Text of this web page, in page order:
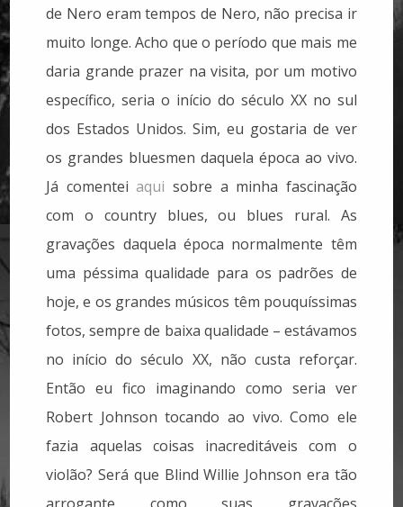
de Nero eram tempos de Nero, não precisa ir
muito longe. Acho que o período que mais me
daria grande prazer na visita, por um motivo
específico, seria o início do século XX no sul
dos Estados Unidos. Sim, eu gostaria de ver
os grandes bluesmen daquela época ao vivo.
Já comenteiaqui sobre a minha fascinação
com o country blues, ou blues rural. As
gravações daquela época normalmente têm
uma péssima qualidade para os padrões de
hoje, e os grandes músicos têm pouquíssimas
fotos, sempre de baixa qualidade – estávamos
no início do século XX, não custa reforçar.
Então eu fico imaginando como seria ver
Robert Johnson tocando ao vivo. Como ele
fazia aquelas coisas inacreditáveis com o
violão? Será que Blind Willie Johnson era tão